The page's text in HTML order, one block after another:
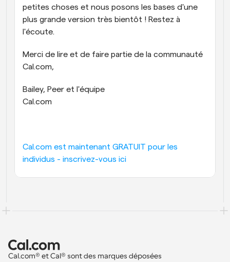
petites choses et nous posons les bases d'une
plus grande version très bientôt ! Restez à
l'écoute.
Merci de lire et de faire partie de la communauté
Cal.com,
Bailey, Peer et l'équipe
Cal.com
Cal.com est maintenant GRATUIT pour les
individus - inscrivez-vous ici
Cal.com® et Cal® sont des marques déposées